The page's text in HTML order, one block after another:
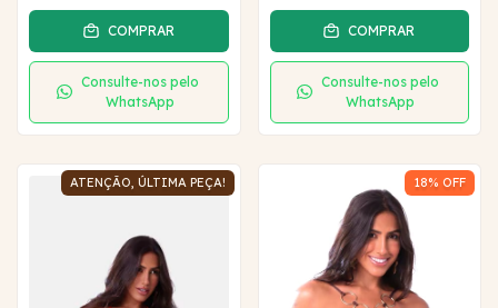
COMPRAR
Consulte-nos pelo
WhatsApp
COMPRAR
Consulte-nos pelo
WhatsApp
ATENÇÃO, ÚLTIMA PEÇA! 18% OFF